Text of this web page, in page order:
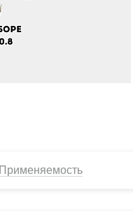
Применяемость